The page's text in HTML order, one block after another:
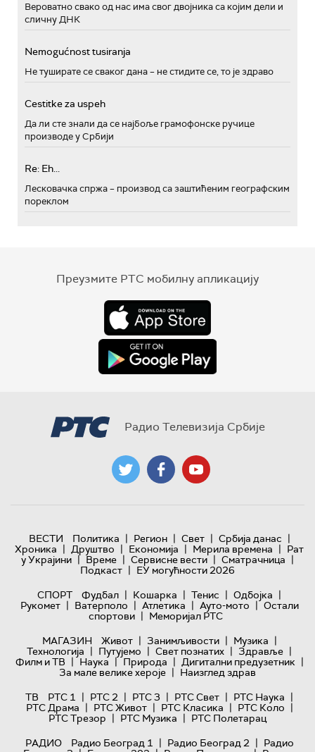
Вероватно свако од нас има свог двојника са којим дели и
сличну ДНК
Nemogućnost tusiranja
Не туширате се сваког дана – не стидите се, то је здраво
Cestitke za uspeh
Да ли сте знали да се најбоље грамофонске ручице
производе у Србији
Re: Eh...
Лесковачка спржа – производ са заштићеним географским
пореклом
Преузмите РТС мобилну апликацију
Радио Телевизија Србије
ВЕСТИ Политика | Регион | Свет | Србија данас |
Хроника | Друштво | Економија | Мерила времена | Рат
у Украјини | Време | Сервисне вести | Сматрачница |
Подкаст | ЕУ могућности 2026
СПОРТ
Фудбал | Кошарка | Тенис | Одбојка |
Рукомет | Ватерполо | Атлетика | Ауто-мото | Остали
спортови | Меморијал РТС
МАГАЗИН
Живот | Занимљивости | Музика |
Технологијa | Путујемо | Свет познатих | Здравље |
Филм и ТВ | Наука | Природа | Дигитални предузетник |
За мале велике хероје | Наизглед здрав
ТВ
РТС 1 | РТС 2 | РТС 3 | РТС Свет | РТС Наука |
РТС Драма | РТС Живот | РТС Класика | РТС Коло |
РТС Трезор | РТС Музика | РТС Полетарац
РАДИО
Радио Београд 1 | Радио Београд 2 | Радио